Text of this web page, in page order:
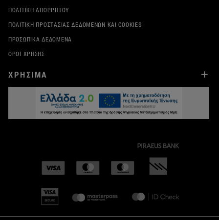
ΠΟΛΙΤΙΚΉ ΑΠΟΡΡΉΤΟΥ
ΠΟΛΙΤΙΚΉ ΠΡΟΣΤΑΣΊΑΣ ΔΕΔΟΜΈΝΩΝ ΚΑΙ COOKIES
ΠΡΟΣΩΠΙΚΆ ΔΕΔΟΜΈΝΑ
ΌΡΟΙ ΧΡΉΣΗΣ
ΧΡΗΣΙΜΑ